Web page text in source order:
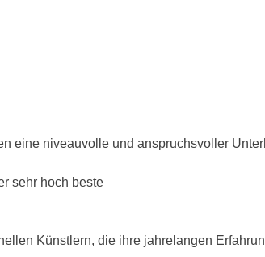
eine niveauvolle und anspruchsvoller
Künstlern, die ihre jahrelangen